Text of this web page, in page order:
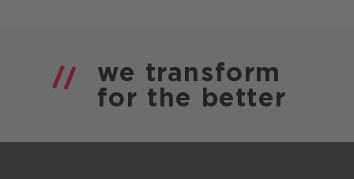
we transform
for the better